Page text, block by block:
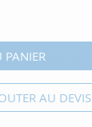
PANIER
AU DEVIS